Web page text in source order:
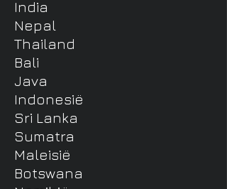
India
Nepal
Thailand
Bali
Java
Indonesië
Sri Lanka
Sumatra
Maleisië
Botswana